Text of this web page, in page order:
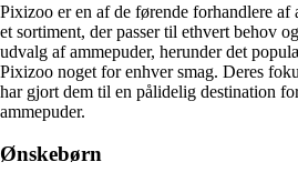
Pixizoo er en af de førende forhandlere af
et sortiment, der passer til ethvert behov
udvalg af ammepuder, herunder det
Pixizoo noget for enhver smag. Deres
har gjort dem til en pålidelig destination
ammepuder.
Ønskebørn